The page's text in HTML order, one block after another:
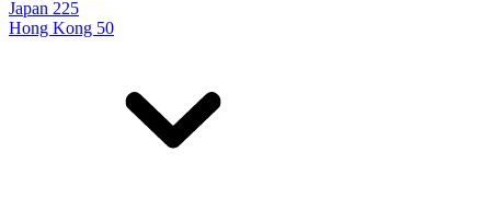
Japan 225
Hong Kong 50